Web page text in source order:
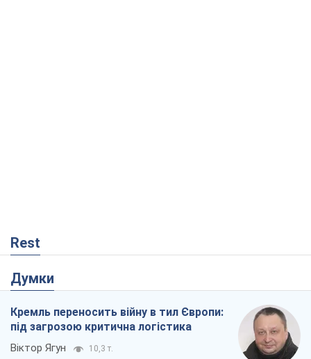
Rest
Думки
Кремль переносить війну в тил Європи:
під загрозою критична логістика
Віктор Ягун 10,3 т.